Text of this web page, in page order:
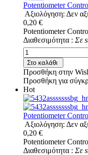
Potentiometer
Αξιολόγηση: Δεν
0,20 €
Potentiometer
Διαθεσιμότητα : Σε
Στο καλάθι
Προσθήκη στην
Προσθήκη για
Hot
Potentiometer
Αξιολόγηση: Δεν
0,20 €
Potentiometer
Διαθεσιμότητα : Σε